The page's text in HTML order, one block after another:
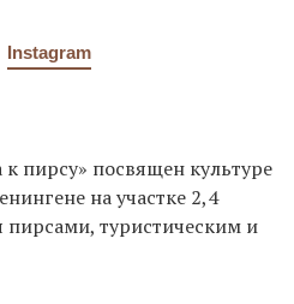
Instagram
пирсу» посвящен культуре
на участке 2,4
туристическим и